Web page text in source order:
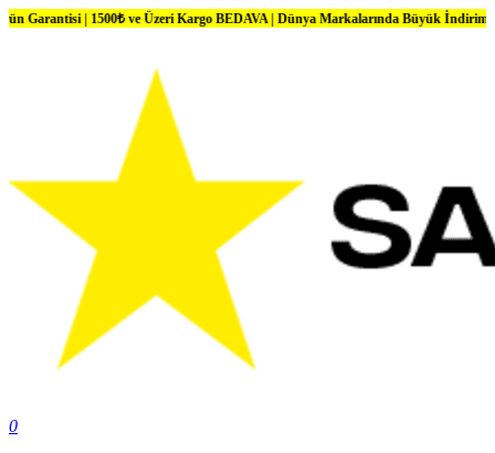
1500₺ ve Üzeri Kargo BEDAVA | Dünya Markalarında Büyük İndirimler
0